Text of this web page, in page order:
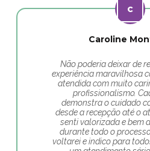
Caroline
Não poderia deixar de
experiência maravilhosa
atendida com muito
profissionalismo.
demonstra o cuidado
desde a recepção até o
senti valorizada e bem
durante todo o
voltarei e indico para